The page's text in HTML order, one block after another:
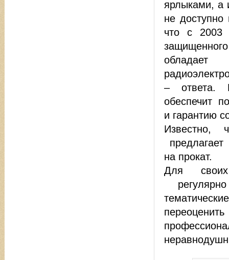
ярлыками, а
не
что с 2003
обладает
– ответа.
обеспечит
и гарантию
на прокат.
Для